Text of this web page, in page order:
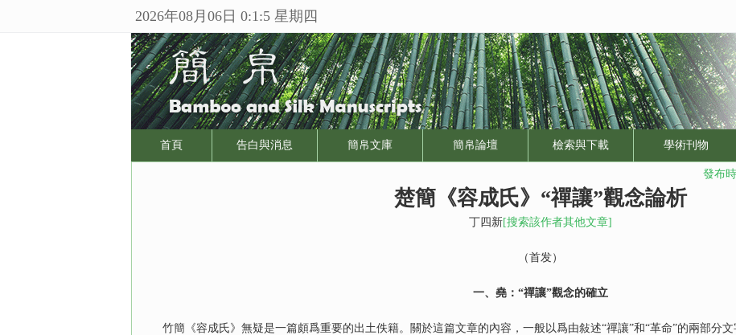
2026年08月06日 0:1:5 星期四
首頁 告白與消息 簡帛文庫 簡帛論壇 檢索與下載 學術刊物
發布
楚簡《容成氏》“禪讓”觀念論析
丁四新[搜索該作者其他文章]
（首发）
一、堯：“禪讓”觀念的確立
竹簡《容成氏》無疑是一篇頗爲重要的出土佚籍。關於這篇文章的內容，一般以爲由敍述“禪讓”和“革命”的兩部分